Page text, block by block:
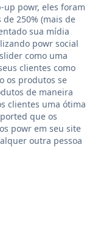
up powr, eles foram
250% (mais de
sua mídia
powr social
como uma
clientes como
os produtos se
de maneira
clientes uma ótima
que os
powr em seu site
outra pessoa